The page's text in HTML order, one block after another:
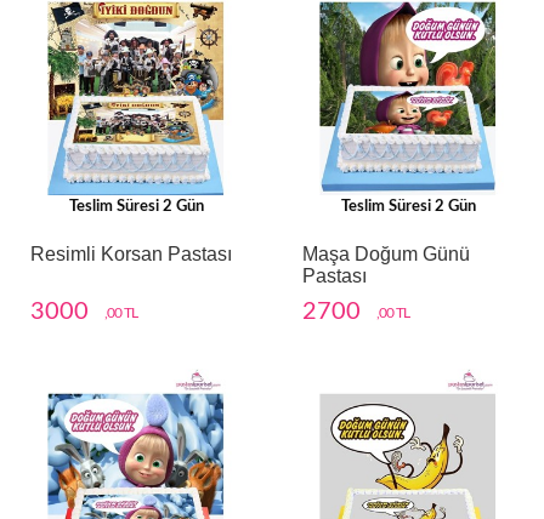
Teslim Süresi 2 Gün
Resimli Korsan Pastası
3000 ,00 TL
Teslim Süresi 2 Gün
Maşa Doğum Günü
Pastası
2700 ,00 TL